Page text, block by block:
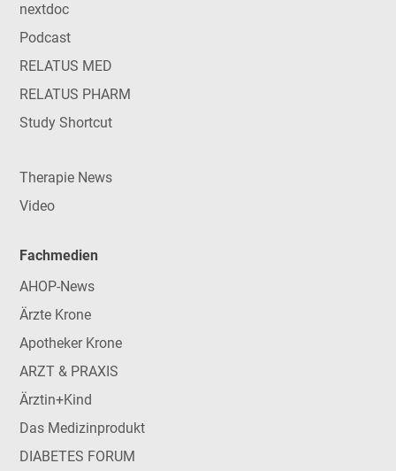
nextdoc
Podcast
RELATUS MED
RELATUS PHARM
Study Shortcut
Therapie News
Video
Fachmedien
AHOP-News
Ärzte Krone
Apotheker Krone
ARZT & PRAXIS
Ärztin+Kind
Das Medizinprodukt
DIABETES FORUM